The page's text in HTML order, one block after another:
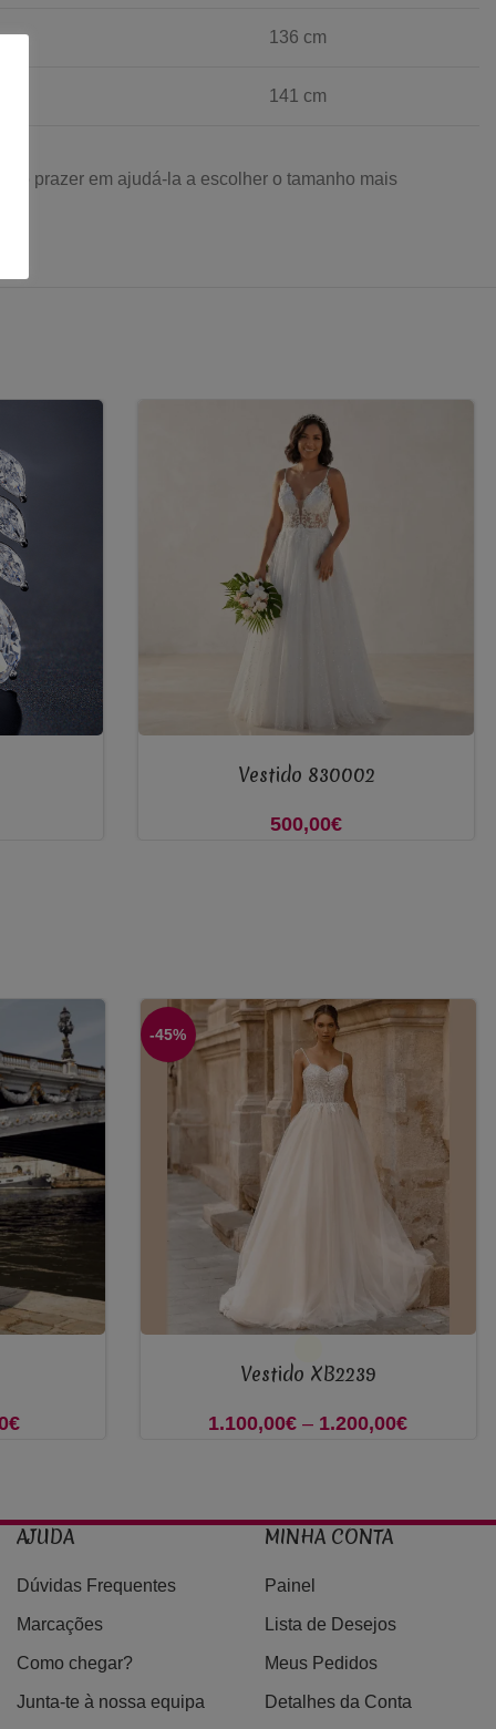
136 cm
141 cm
o prazer em ajudá-la a escolher o tamanho mais
Vestido 830002
500,00€
€
600,00€
-45%
Vestido XB2239
1.100,00€ – 1.200,00€
AJUDA
Dúvidas Frequentes
Marcações
Como chegar?
Junta-te à nossa equipa
MINHA CONTA
Painel
Lista de Desejos
Meus Pedidos
Detalhes da Conta